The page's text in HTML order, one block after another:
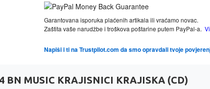
Garantovana isporuka plaćenih artikala ili vraćamo novac.
Zaštita vaše narudžbe i troškova poštarine putem PayPal-a.
Napiši i ti na Trustpilot.com da smo opravdali tvoje
BN MUSIC KRAJISNICI KRAJISKA (CD)